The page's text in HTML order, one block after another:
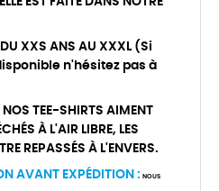
DU XXS ANS AU XXXL (Si
n'hésitez pas à
NOS TEE-SHIRTS AIMENT
À L'AIR LIBRE, LES
REPASSÉS À L'ENVERS.
AVANT EXPÉDITION : NOUS